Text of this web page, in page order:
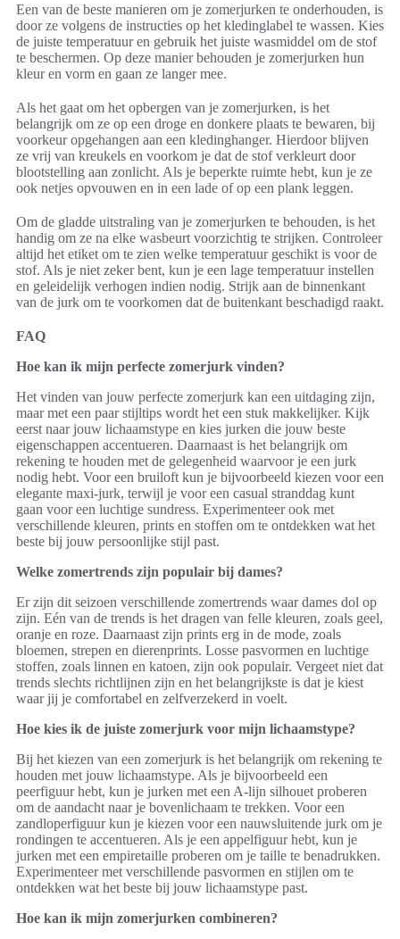
Een van de beste manieren om je zomerjurken te onderhouden, is
door ze volgens de instructies op het kledinglabel te wassen. Kies
de juiste temperatuur en gebruik het juiste wasmiddel om de stof
te beschermen. Op deze manier behouden je zomerjurken hun
kleur en vorm en gaan ze langer mee.
Als het gaat om het opbergen van je zomerjurken, is het
belangrijk om ze op een droge en donkere plaats te bewaren, bij
voorkeur opgehangen aan een kledinghanger. Hierdoor blijven
ze vrij van kreukels en voorkom je dat de stof verkleurt door
blootstelling aan zonlicht. Als je beperkte ruimte hebt, kun je ze
ook netjes opvouwen en in een lade of op een plank leggen.
Om de gladde uitstraling van je zomerjurken te behouden, is het
handig om ze na elke wasbeurt voorzichtig te strijken. Controleer
altijd het etiket om te zien welke temperatuur geschikt is voor de
stof. Als je niet zeker bent, kun je een lage temperatuur instellen
en geleidelijk verhogen indien nodig. Strijk aan de binnenkant
van de jurk om te voorkomen dat de buitenkant beschadigd raakt.
FAQ
Hoe kan ik mijn perfecte zomerjurk vinden?
Het vinden van jouw perfecte zomerjurk kan een uitdaging zijn,
maar met een paar stijltips wordt het een stuk makkelijker. Kijk
eerst naar jouw lichaamstype en kies jurken die jouw beste
eigenschappen accentueren. Daarnaast is het belangrijk om
rekening te houden met de gelegenheid waarvoor je een jurk
nodig hebt. Voor een bruiloft kun je bijvoorbeeld kiezen voor een
elegante maxi-jurk, terwijl je voor een casual stranddag kunt
gaan voor een luchtige sundress. Experimenteer ook met
verschillende kleuren, prints en stoffen om te ontdekken wat het
beste bij jouw persoonlijke stijl past.
Welke zomertrends zijn populair bij dames?
Er zijn dit seizoen verschillende zomertrends waar dames dol op
zijn. Eén van de trends is het dragen van felle kleuren, zoals geel,
oranje en roze. Daarnaast zijn prints erg in de mode, zoals
bloemen, strepen en dierenprints. Losse pasvormen en luchtige
stoffen, zoals linnen en katoen, zijn ook populair. Vergeet niet dat
trends slechts richtlijnen zijn en het belangrijkste is dat je kiest
waar jij je comfortabel en zelfverzekerd in voelt.
Hoe kies ik de juiste zomerjurk voor mijn lichaamstype?
Bij het kiezen van een zomerjurk is het belangrijk om rekening te
houden met jouw lichaamstype. Als je bijvoorbeeld een
peerfiguur hebt, kun je jurken met een A-lijn silhouet proberen
om de aandacht naar je bovenlichaam te trekken. Voor een
zandloperfiguur kun je kiezen voor een nauwsluitende jurk om je
rondingen te accentueren. Als je een appelfiguur hebt, kun je
jurken met een empiretaille proberen om je taille te benadrukken.
Experimenteer met verschillende pasvormen en stijlen om te
ontdekken wat het beste bij jouw lichaamstype past.
Hoe kan ik mijn zomerjurken combineren?